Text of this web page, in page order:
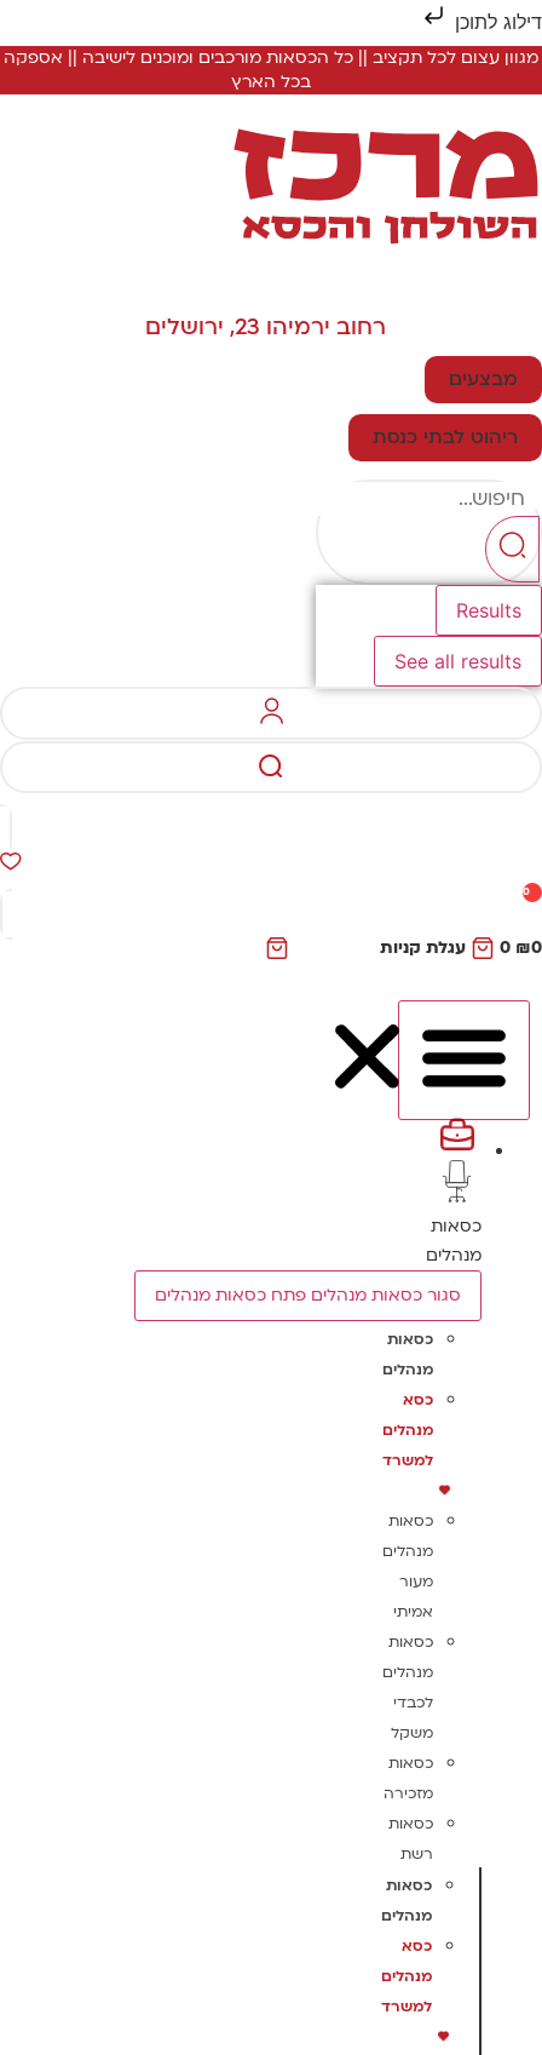
לתוכן
מגוון עצום לכל תקציב || כל הכסאות מורכבים ומוכנים לישיבה || אספקה
בכל הארץ
רחוב ירמיהו 23, ירושלים
מבצעים
ריהוט לבתי כנסת
Results
See all results
0
₪
0 עגלת קניות
כסאות
מנהלים
סגור כסאות מנהלים פתח כסאות מנהלים
כסאות
מנהלים
כסא
מנהלים
למשרד
כסאות
מנהלים
מעור
אמיתי
כסאות
מנהלים
לכבדי
משקל
כסאות
מזכירה
כסאות
רשת
כסאות
מנהלים
כסא
מנהלים
למשרד